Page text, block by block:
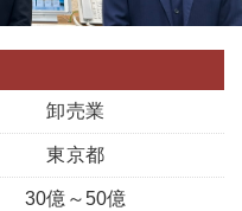
卸売業
東京都
30億～50億